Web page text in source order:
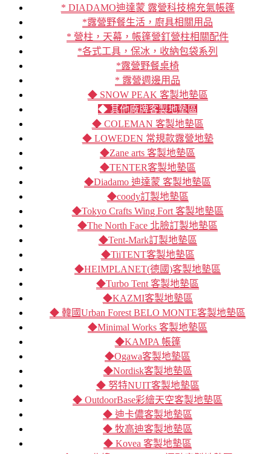
* DIADAMO迪達蒙 露營科技棉充氣帳篷
*露營野餐生活，廚具相關用品
* 營柱，天幕，帳篷營釘營柱相關配件
*各式工具，保冰，收納包袋系列
*露營野餐桌椅
* 露營週邊用品
◆ SNOW PEAK 客製地墊區
◆ 其他廠牌客製地墊區
◆ COLEMAN 客製地墊區
◆ LOWEDEN 常規款露營地墊
◆Zane arts 客製地墊區
◆TENTER客製地墊區
◆Diadamo 迪達蒙 客製地墊區
◆coody訂製地墊區
◆Tokyo Crafts Wing Fort 客製地墊區
◆The North Face 北臉訂製地墊區
◆Tent-Mark訂製地墊區
◆TiiTENT客製地墊區
◆HEIMPLANET(德國)客製地墊區
◆Turbo Tent 客製地墊區
◆KAZMI客製地墊區
◆ 韓國Urban Forest BELO MONTE客製地墊區
◆Minimal Works 客製地墊區
◆KAMPA 帳篷
◆Ogawa客製地墊區
◆Nordisk客製地墊區
◆ 努特NUIT客製地墊區
◆ OutdoorBase彩繪天空客製地墊區
◆ 迪卡儂客製地墊區
◆ 牧高迪客製地墊區
◆ Kovea 客製地墊區